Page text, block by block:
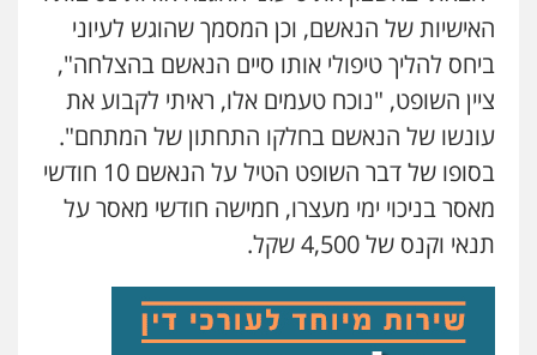
פלילי מעצרים וחקירות נוער עורכי דין
לענייני אסירים
0522331443
רעות כהן – משרד עורכי דין
פלילי צווארון לבן תעבורה אסירים מעצרים
וחקירות
0506277425
עו"ד שאדי דבאח
פלילי פשיעה כלכלית תעבורה
0505643689
האישיות של הנאשם, וכן המסמך שהוגש לעיוני
ביחס להליך טיפולי אותו סיים הנאשם בהצלחה",
ציין השופט, "נוכח טעמים אלו, ראיתי לקבוע את
עונשו של הנאשם בחלקו התחתון של המתחם".
בסופו של דבר השופט הטיל על הנאשם 10 חודשי
מאסר בניכוי ימי מעצרו, חמישה חודשי מאסר על
תנאי וקנס של 4,500 שקל.
פלילי משפחה כלכלי צבאי
0507003001
עו"ד אבי כהן
פלילי פשיעה חמורה קטינים אלימות
סמים עבירות מין
קורל קרוז – עורך דין פלילי
משפט פלילי
0545437431